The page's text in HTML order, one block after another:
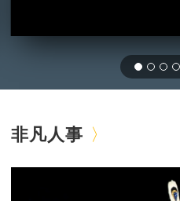
非凡人事